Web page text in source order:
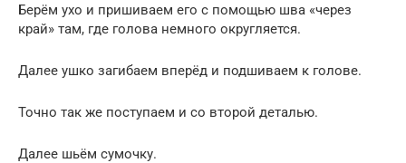
Берём ухо и пришиваем его с помощью шва «через
край» там, где голова немного округляется.
Далее ушко загибаем вперёд и подшиваем к голове.
Точно так же поступаем и со второй деталью.
Далее шьём сумочку.